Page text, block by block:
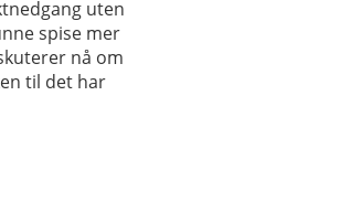
uten
spise mer
nå om
til det har